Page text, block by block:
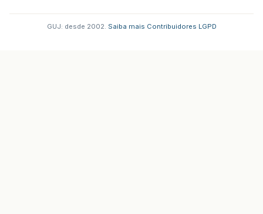
GUJ: desde 2002. Saiba mais Contribuidores LGPD